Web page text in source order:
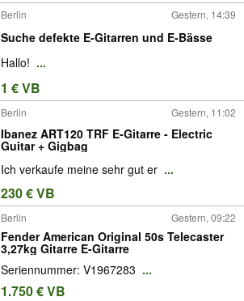
Berlin Gestern, 14:39
Suche defekte E-Gitarren und E-Bässe
Hallo! ...
1 € VB
Berlin Gestern, 11:02
Ibanez ART120 TRF E-Gitarre - Electric
Guitar + Gigbag
Ich verkaufe meine sehr gut er ...
230 € VB
Berlin Gestern, 09:22
Fender American Original 50s Telecaster
3,27kg Gitarre E-Gitarre
Seriennummer: V1967283 ...
1.750 € VB